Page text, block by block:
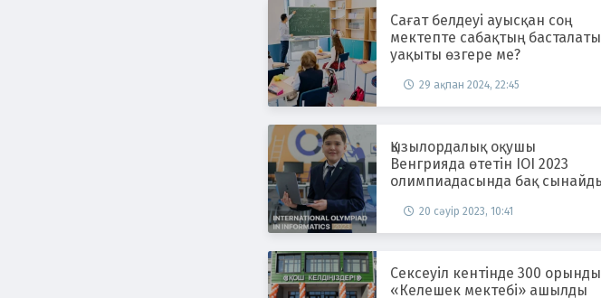
Сағат белдеуі ауысқан соң
мектепте сабақтың
уақыты өзгере ме?
29 ақпан 2024, 22:45
Қызылордалық оқушы
Венгрияда өтетін IOI 2023
олимпиадасында бақ
20 сәуір 2023, 10:41
Сексеуіл кентінде 300
«Келешек мектебі» ашылды